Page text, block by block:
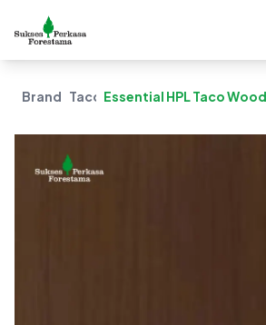
Brand Taco Essential HPL Taco